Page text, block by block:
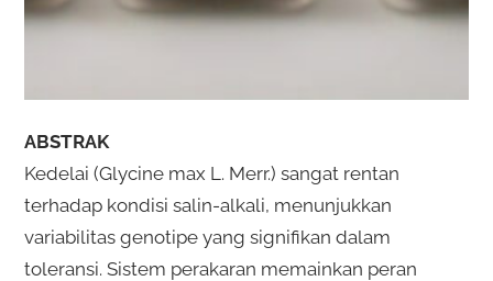
ABSTRAK
Kedelai (Glycine max L. Merr.) sangat rentan
terhadap kondisi salin-alkali, menunjukkan
variabilitas genotipe yang signifikan dalam
toleransi. Sistem perakaran memainkan peran